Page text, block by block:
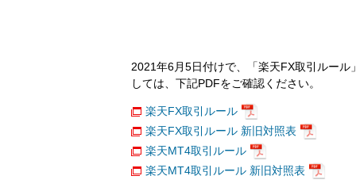
2021年6月5日付けで、「楽天FX取引ルー
しては、下記PDFをご確認ください。
楽天FX取引ルール
楽天FX取引ルール 新旧対照表
楽天MT4取引ルール
楽天MT4取引ルール 新旧対照表